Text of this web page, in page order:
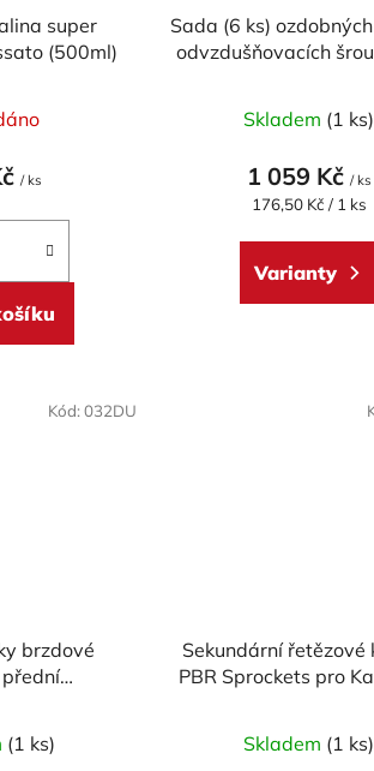
super
(500ml)
/ ks
Sada (6 ks)
odvzdušňovacích
je
Skladem (1 ks)
1 059 Kč / ks
Měrná
176,50 Kč / 1 ks
Varianty
brzdové
(1 ks)
Kód: 032DU
Sekundární řetězové
PBR Sprockets pro
Skladem (1 ks)